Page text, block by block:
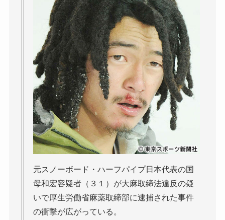
元スノーボード・ハーフパイプ日本代表の国
母和宏容疑者（３１）が大麻取締法違反の疑
いで厚生労働省麻薬取締部に逮捕された事件
の衝撃が広がっている。